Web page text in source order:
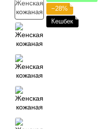
−28%
Кешбек